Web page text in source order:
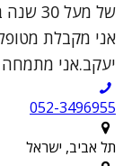
של
אני מקבלת
יעקב.אני
052-3496955
תל אביב, ישראל